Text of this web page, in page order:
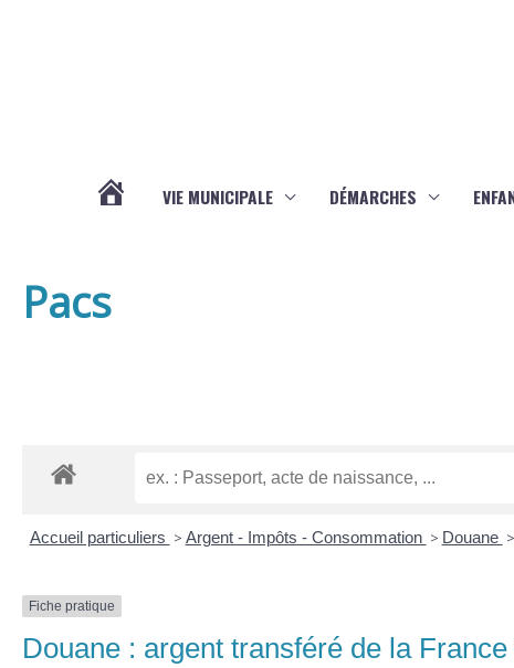
VIE MUNICIPALE DÉMARCHES
Pacs
Accueil particuliers > Argent - Impôts - Consommation > Douane >
Fiche pratique
Douane : argent transféré de la